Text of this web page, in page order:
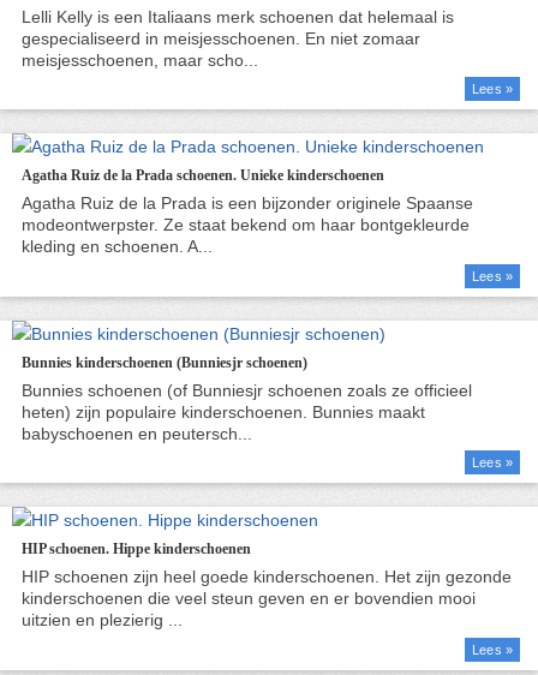
Lees »
Agatha Ruiz de la Prada schoenen. Unieke kinderschoenen
Lees »
Bunnies kinderschoenen (Bunniesjr schoenen)
Lees »
HIP schoenen. Hippe kinderschoenen
Lees »